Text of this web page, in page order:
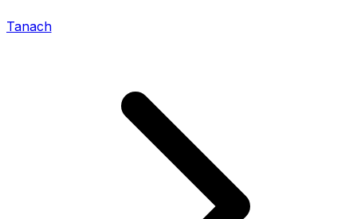
Tanach